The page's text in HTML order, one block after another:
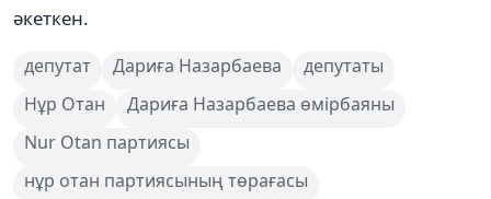
әкеткен.
депутат Дариға Назарбаева
депутаты
Нұр Отан
Дариға Назарбаева өмірбаяны
Nur Otan партиясы
нұр отан партиясының төрағасы